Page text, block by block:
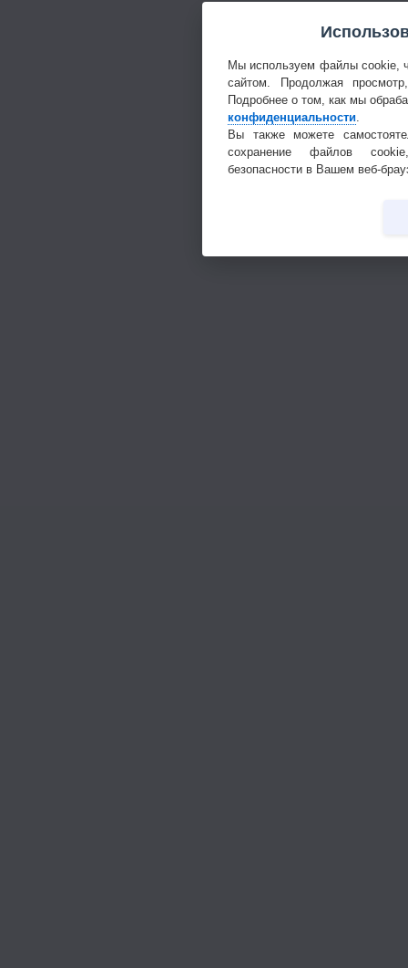
Мы используем файлы cookie,
сайтом. Продолжая
Подробнее о том, как мы
конфиденциальности.
Вы также можете
сохранение файлов
безопасности в Вашем веб-